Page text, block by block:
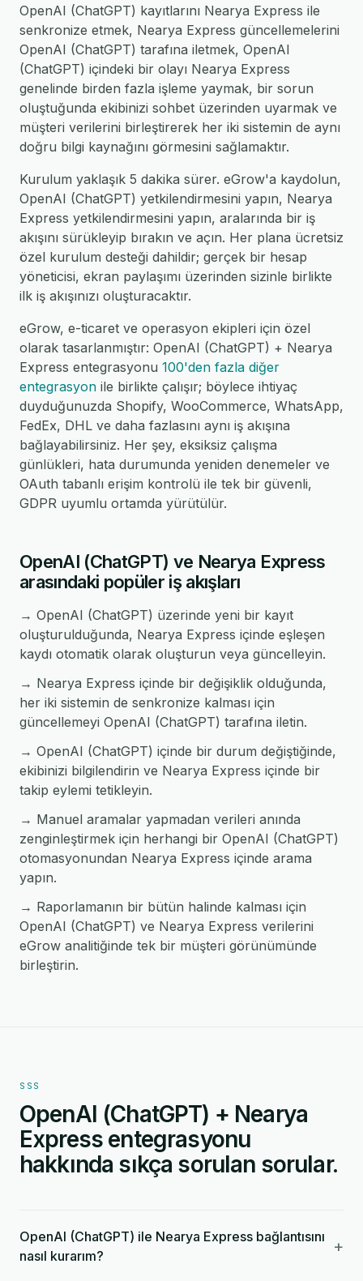
OpenAI (ChatGPT) kayıtlarını Nearya Express ile
senkronize etmek, Nearya Express güncellemelerini
OpenAI (ChatGPT) tarafına iletmek, OpenAI
(ChatGPT) içindeki bir olayı Nearya Express
genelinde birden fazla işleme yaymak, bir sorun
oluştuğunda ekibinizi sohbet üzerinden uyarmak ve
müşteri verilerini birleştirerek her iki sistemin de aynı
doğru bilgi kaynağını görmesini sağlamaktır.
Kurulum yaklaşık 5 dakika sürer. eGrow'a kaydolun,
OpenAI (ChatGPT) yetkilendirmesini yapın, Nearya
Express yetkilendirmesini yapın, aralarında bir iş
akışını sürükleyip bırakın ve açın. Her plana ücretsiz
özel kurulum desteği dahildir; gerçek bir hesap
yöneticisi, ekran paylaşımı üzerinden sizinle birlikte
ilk iş akışınızı oluşturacaktır.
eGrow, e-ticaret ve operasyon ekipleri için özel
olarak tasarlanmıştır: OpenAI (ChatGPT) + Nearya
Express entegrasyonu 100'den fazla diğer
entegrasyon ile birlikte çalışır; böylece ihtiyaç
duyduğunuzda Shopify, WooCommerce, WhatsApp,
FedEx, DHL ve daha fazlasını aynı iş akışına
bağlayabilirsiniz. Her şey, eksiksiz çalışma
günlükleri, hata durumunda yeniden denemeler ve
OAuth tabanlı erişim kontrolü ile tek bir güvenli,
GDPR uyumlu ortamda yürütülür.
OpenAI (ChatGPT) ve Nearya Express
arasındaki popüler iş akışları
→ OpenAI (ChatGPT) üzerinde yeni bir kayıt
oluşturulduğunda, Nearya Express içinde eşleşen
kaydı otomatik olarak oluşturun veya güncelleyin.
→ Nearya Express içinde bir değişiklik olduğunda,
her iki sistemin de senkronize kalması için
güncellemeyi OpenAI (ChatGPT) tarafına iletin.
→ OpenAI (ChatGPT) içinde bir durum değiştiğinde,
ekibinizi bilgilendirin ve Nearya Express içinde bir
takip eylemi tetikleyin.
→ Manuel aramalar yapmadan verileri anında
zenginleştirmek için herhangi bir OpenAI (ChatGPT)
otomasyonundan Nearya Express içinde arama
yapın.
→ Raporlamanın bir bütün halinde kalması için
OpenAI (ChatGPT) ve Nearya Express verilerini
eGrow analitiğinde tek bir müşteri görünümünde
birleştirin.
SSS
OpenAI (ChatGPT) + Nearya
Express entegrasyonu
hakkında sıkça sorulan sorular.
OpenAI (ChatGPT) ile Nearya Express bağlantısını
nasıl kurarım?
+